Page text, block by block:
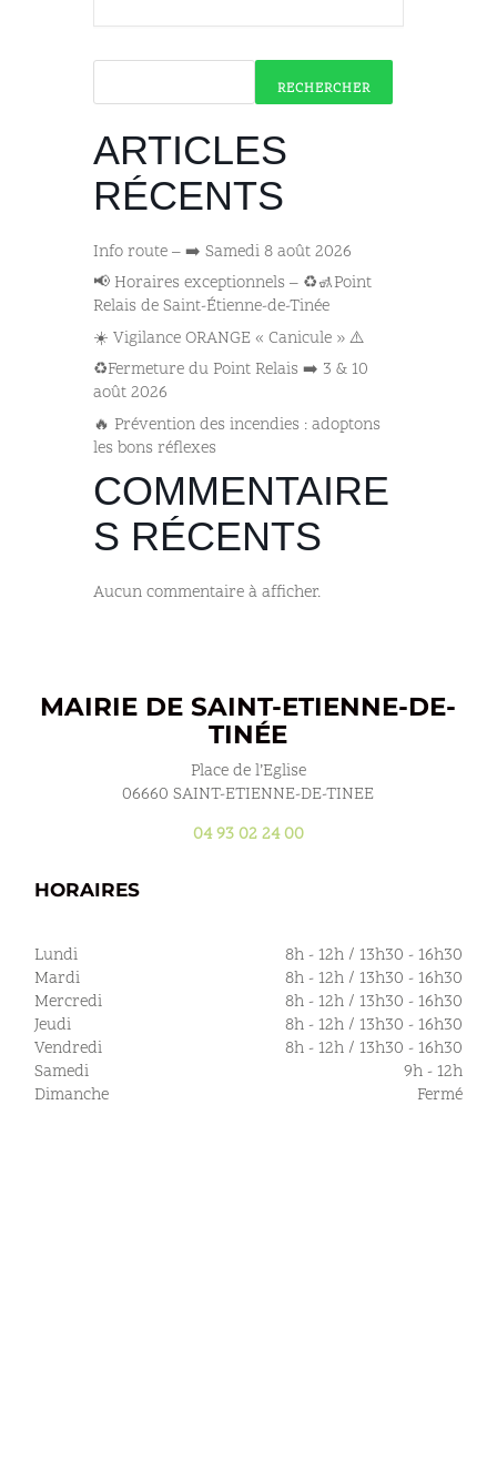
RECHERCHER
ARTICLES
RÉCENTS
Info route – ➡️ Samedi 8 août 2026
📢 Horaires exceptionnels – ♻️🚮Point
Relais de Saint-Étienne-de-Tinée
☀️ Vigilance ORANGE « Canicule » ⚠️
♻️Fermeture du Point Relais ➡️​ 3 & 10
août 2026
🔥 Prévention des incendies : adoptons
les bons réflexes
COMMENTAIRE
S RÉCENTS
Aucun commentaire à afficher.
MAIRIE DE SAINT-ETIENNE-DE-
TINÉE
Place de l’Eglise
06660 SAINT-ETIENNE-DE-TINEE
04 93 02 24 00
HORAIRES
Lundi
8h - 12h / 13h30 - 16h30
Mardi
8h - 12h / 13h30 - 16h30
Mercredi
8h - 12h / 13h30 - 16h30
Jeudi
8h - 12h / 13h30 - 16h30
Vendredi
8h - 12h / 13h30 - 16h30
Samedi
9h - 12h
Dimanche
Fermé